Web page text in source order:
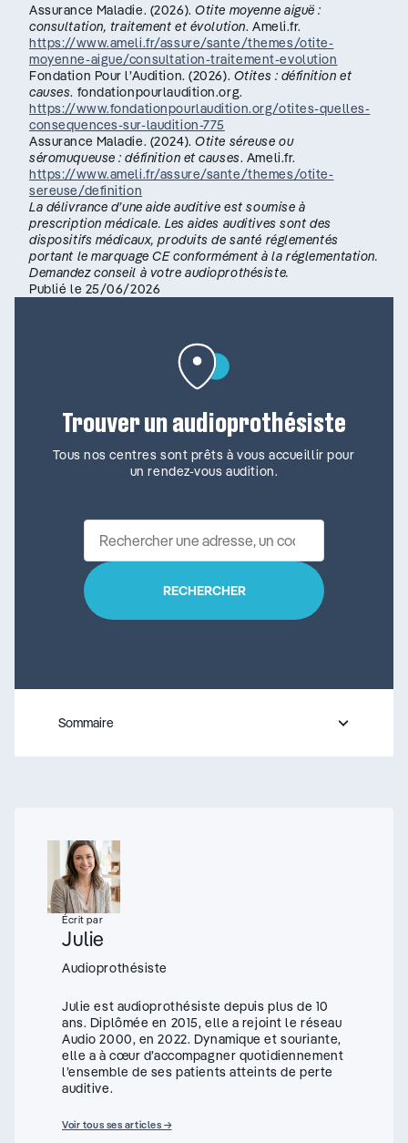
Assurance Maladie. (2026).Otite moyenne aiguë :
consultation, traitement et évolution. Ameli.fr.
https://www.ameli.fr/assure/sante/themes/otite-
moyenne-aigue/consultation-traitement-evolution
Fondation Pour l’Audition. (2026). Otites : définition et
causes. fondationpourlaudition.org.
https://www.fondationpourlaudition.org/otites-quelles-
consequences-sur-laudition-775
Assurance Maladie. (2024).Otite séreuse ou
séromuqueuse : définition et causes. Ameli.fr.
https://www.ameli.fr/assure/sante/themes/otite-
sereuse/definition
La délivrance d’une aide auditive est soumise à
prescription médicale. Les aides auditives sont des
dispositifs médicaux, produits de santé réglementés
portant le marquage CE conformément à la réglementation.
Demandez conseil à votre audioprothésiste.
Publié le 25/06/2026
Trouver un audioprothésiste
Tous nos centres sont prêts à vous accueillir pour
un rendez-vous audition.
Sommaire
Écrit par
Julie
Audioprothésiste
Julie est audioprothésiste depuis plus de 10
ans. Diplômée en 2015, elle a rejoint le réseau
Audio 2000, en 2022. Dynamique et souriante,
elle a à cœur d’accompagner quotidiennement
l’ensemble de ses patients atteints de perte
auditive.
Voir tous ses articles →